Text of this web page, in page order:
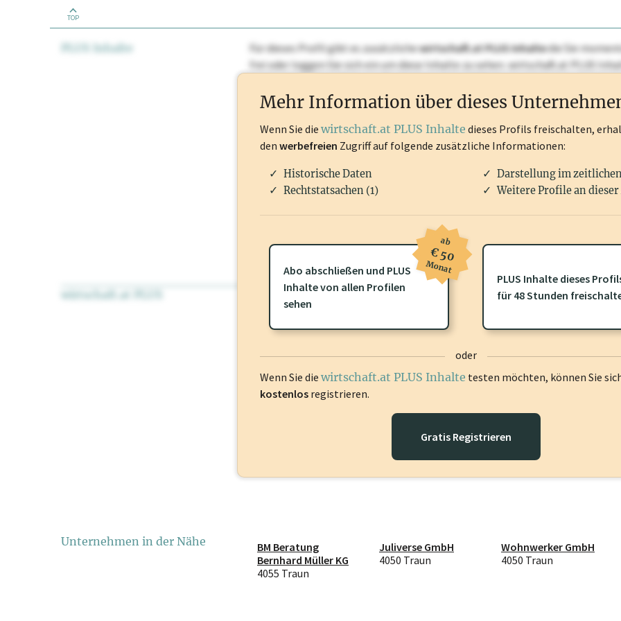
TOP
PLUS Inhalte Für dieses Profil gibt es zusätzlichewirtschaft.at PLUS Inhaltedie Sie
frei oder loggen Sie sich ein um diese Inhalte zu sehen. wirtschaft.at PLUS
wirtschaft.at PLUS Für dieses Profil gibt es zusätzliche wirtschaft.at PLUS Inhaltedie Sie
frei oder loggen Sie sich ein um diese Inhalte zu sehen.
Mehr Information über dieses
Wenn Sie die wirtschaft.at PLUS Inhalte dieses Profils freischalten,
den werbefreien Zugriff auf folgende zusätzliche Informationen:
Historische Daten
Darstellung im
Rechtstatsachen (1)
Weitere Profile an dieser
Abo abschließen und PLUS
Inhalte von allen Profilen
sehen
ab
€ 50
Monat
PLUS Inhalte dieses
für 48 Stunden
oder
Wenn Sie die wirtschaft.at PLUS Inhalte testen möchten, können Sie
kostenlos registrieren.
Gratis Registrieren
Unternehmen in der Nähe
BM Beratung
Bernhard Müller KG
4055 Traun
Juliverse GmbH
4050 Traun
Wohnwerker GmbH
4050 Traun